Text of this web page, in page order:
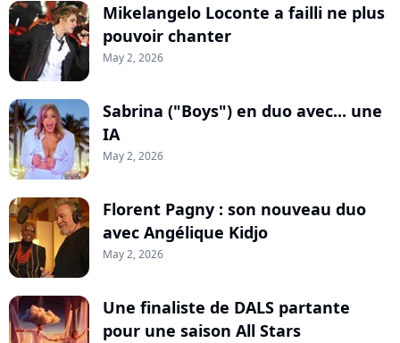
Mikelangelo Loconte a failli ne plus
pouvoir chanter
May 2, 2026
Sabrina ("Boys") en duo avec... une
IA
May 2, 2026
Florent Pagny : son nouveau duo
avec Angélique Kidjo
May 2, 2026
Une finaliste de DALS partante
pour une saison All Stars